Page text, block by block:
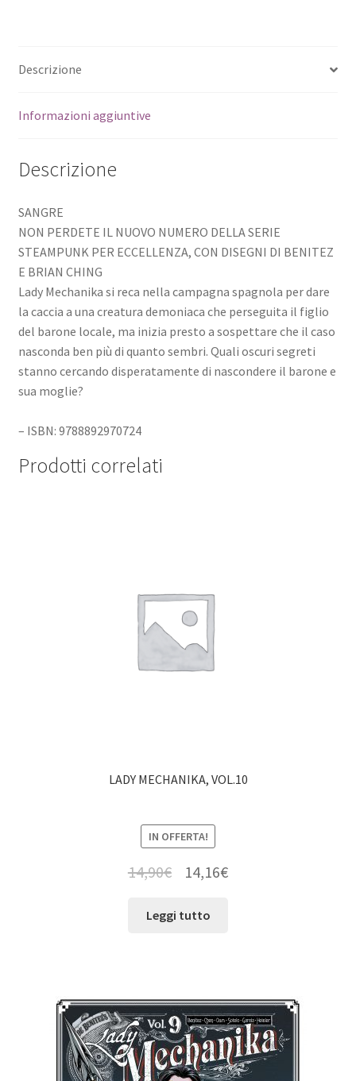
Descrizione
Informazioni aggiuntive
Descrizione
SANGRE
NON PERDETE IL NUOVO NUMERO DELLA SERIE
STEAMPUNK PER ECCELLENZA, CON DISEGNI DI BENITEZ
E BRIAN CHING
Lady Mechanika si reca nella campagna spagnola per dare
la caccia a una creatura demoniaca che perseguita il figlio
del barone locale, ma inizia presto a sospettare che il caso
nasconda ben più di quanto sembri. Quali oscuri segreti
stanno cercando disperatamente di nascondere il barone e
sua moglie?
– ISBN: 9788892970724
Prodotti correlati
LADY MECHANIKA, VOL.10
IN OFFERTA!
14,90€ 14,16€
Leggi tutto